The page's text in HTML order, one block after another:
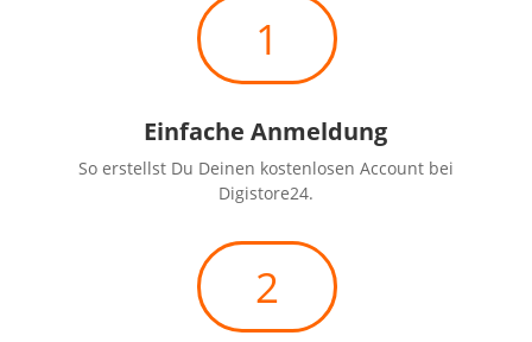
1
Einfache Anmeldung
So erstellst Du Deinen kostenlosen Account bei
Digistore24.
2